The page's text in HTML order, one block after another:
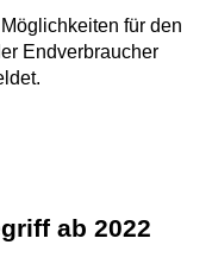
für den
Endverbraucher
ab 2022